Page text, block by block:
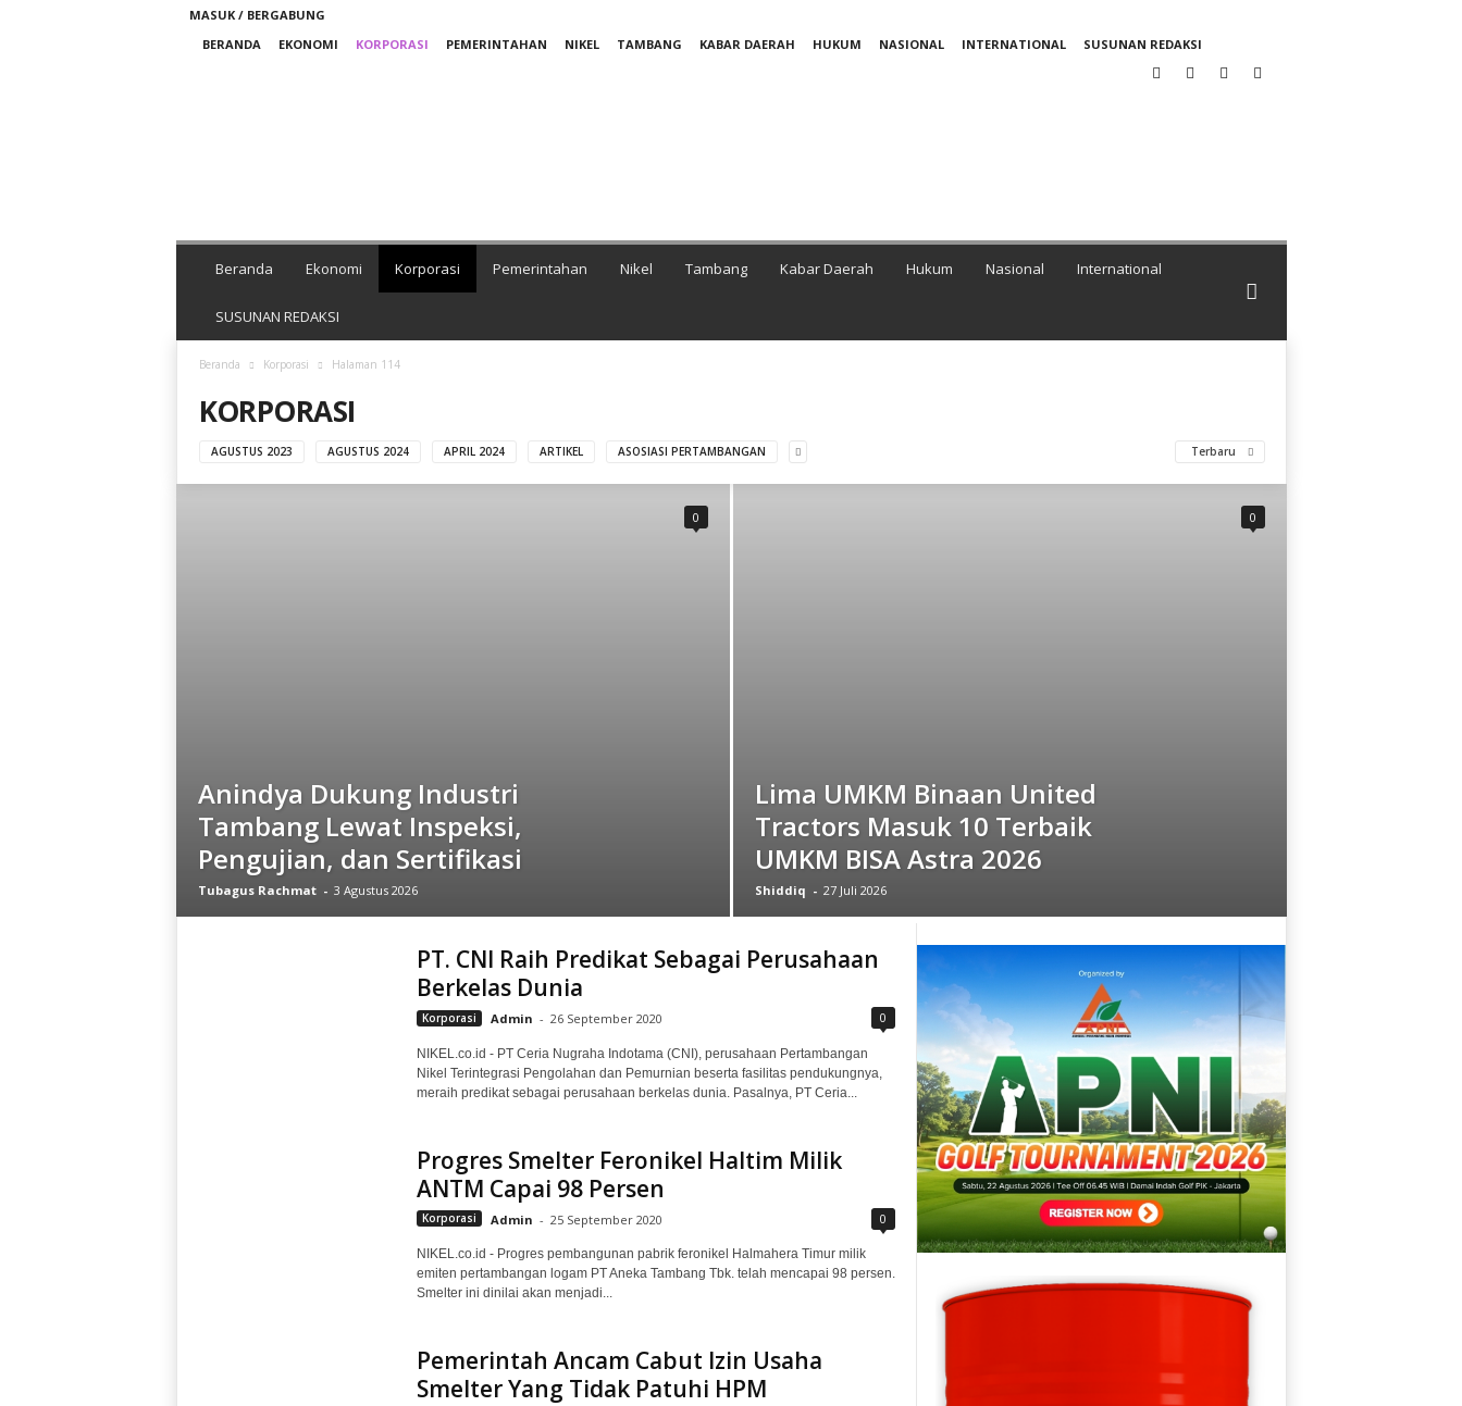
MASUK / BERGABUNG
BERANDA
EKONOMI KORPORASI PEMERINTAHAN NIKEL TAMBANG KABAR DAERAH HUKUM NASIONAL INTERNATIONAL SUSUNAN REDAKSI
i
Beranda Ekonomi Korporasi Pemerintahan Nikel Tambang Kabar Daerah Hukum Nasional International
SUSUNAN REDAKSI
Beranda Korporasi Halaman 114
KORPORASI
AGUSTUS 2023 AGUSTUS 2024 APRIL 2024 ARTIKEL ASOSIASI PERTAMBANGAN Terbaru
Anindya Dukung Industri
Tambang Lewat Inspeksi,
Pengujian, dan Sertifikasi
Tubagus Rachmat - 3 Agustus 2026
0
Lima UMKM Binaan United
Tractors Masuk 10 Terbaik
UMKM BISA Astra 2026
Shiddiq - 27 Juli 2026
0
PT. CNI Raih Predikat Sebagai Perusahaan
Berkelas Dunia
Korporasi Admin - 26 September 2020 0
NIKEL.co.id - PT Ceria Nugraha Indotama (CNI), perusahaan Pertambangan
Nikel Terintegrasi Pengolahan dan Pemurnian beserta fasilitas pendukungnya,
meraih predikat sebagai perusahaan berkelas dunia. Pasalnya, PT Ceria...
Progres Smelter Feronikel Haltim Milik
ANTM Capai 98 Persen
Korporasi Admin - 25 September 2020 0
NIKEL.co.id - Progres pembangunan pabrik feronikel Halmahera Timur milik
emiten pertambangan logam PT Aneka Tambang Tbk. telah mencapai 98 persen.
Smelter ini dinilai akan menjadi...
Pemerintah Ancam Cabut Izin Usaha
Smelter Yang Tidak Patuhi HPM